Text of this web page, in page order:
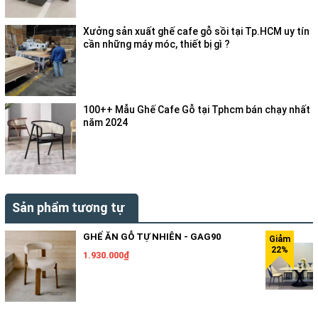
Xưởng sản xuất ghế cafe gỗ sồi tại Tp.HCM uy tín
cần những máy móc, thiết bị gì ?
100++ Mẫu Ghế Cafe Gỗ tại Tphcm bán chạy nhất
năm 2024
Sản phẩm tương tự
GHẾ ĂN GỖ TỰ NHIÊN - GAG90
1.930.000₫